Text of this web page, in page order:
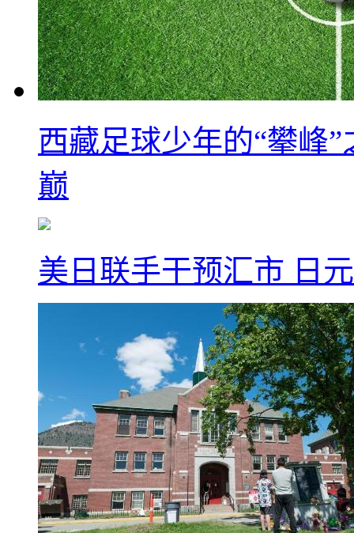
西藏足球少年的“攀峰
巅
美日联手干预汇市 日